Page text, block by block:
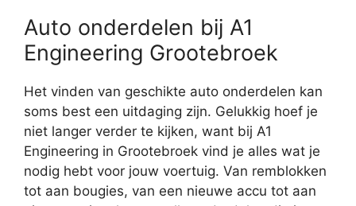
Auto onderdelen bij A1
Engineering Grootebroek
Het vinden van geschikte auto onderdelen kan
soms best een uitdaging zijn. Gelukkig hoef je
niet langer verder te kijken, want bij A1
Engineering in Grootebroek vind je alles wat je
nodig hebt voor jouw voertuig. Van remblokken
tot aan bougies, van een nieuwe accu tot aan